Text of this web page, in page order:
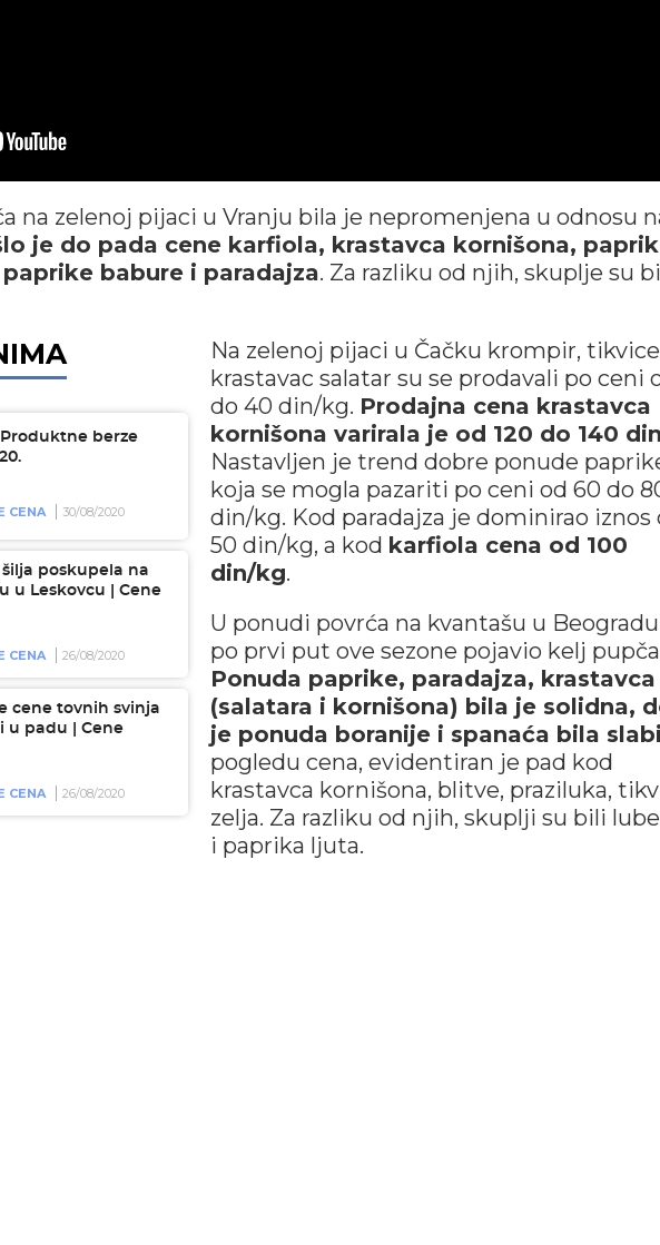
na zelenoj pijaci u Vranju bila je nepromenjena u odnosu
je do pada cene karfiola, krastavca kornišona,
babure i paradajza. Za razliku od njih, skuplje su
Produktne berze
CENA 30/08/2020
šilja poskupela na
u Leskovcu | Cene
CENA 26/08/2020
cene tovnih svinja
u padu | Cene
CENA 26/08/2020
Na zelenoj pijaci u Čačku krompir,
krastavac salatar su se prodavali po ceni
do 40 din/kg. Prodajna cena krastavca
kornišona varirala je od 120 do 140
Nastavljen je trend dobre ponude
koja se mogla pazariti po ceni od 60 do
din/kg. Kod paradajza je dominirao iznos
50 din/kg, a kod karfiola cena od 100
din/kg.
U ponudi povrća na kvantašu u
po prvi put ove sezone pojavio kelj
Ponuda paprike, paradajza, krastavca
(salatara i kornišona) bila je solidna,
je ponuda boranije i spanaća bila
pogledu cena, evidentiran je pad kod
krastavca kornišona, blitve, praziluka,
zelja. Za razliku od njih, skuplji su bili
i paprika ljuta.